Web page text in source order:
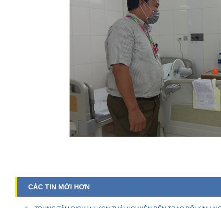
CÁC TIN MỚI HƠN